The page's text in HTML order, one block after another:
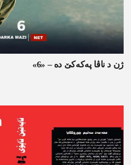
ژن د ناڤا په‌كه‌كێ ده‌ – «6»